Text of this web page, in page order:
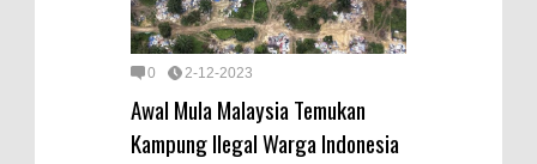
0 2-12-2023
Awal Mula Malaysia Temukan
Kampung Ilegal Warga Indonesia